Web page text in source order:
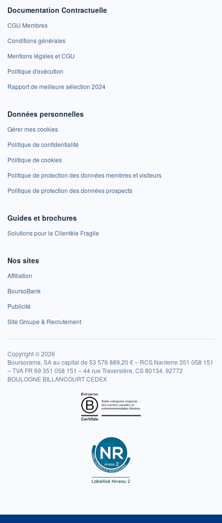
Documentation Contractuelle
CGU Membres
Conditions générales
Mentions légales et CGU
Politique d'exécution
Rapport de meilleure sélection 2024
Données personnelles
Gérer mes cookies
Politique de confidentialité
Politique de cookies
Politique de protection des données membres et visiteurs
Politique de protection des données prospects
Guides et brochures
Solutions pour la Clientèle Fragile
Nos sites
Affiliation
BoursoBank
Publicité
Site Groupe & Recrutement
Copyright © 2026
Boursorama, SA au capital de 53 576 889,20 € – RCS Nanterre 351 058 151
– TVA FR 69 351 058 151 – 44 rue Traversière, CS 80134, 92772
BOULOGNE BILLANCOURT CEDEX